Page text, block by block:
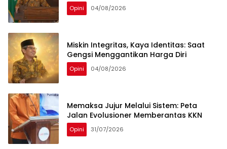
Opini 04/08/2026
Miskin Integritas, Kaya Identitas: Saat
Gengsi Menggantikan Harga Diri
Opini 04/08/2026
Memaksa Jujur Melalui Sistem: Peta
Jalan Evolusioner Memberantas KKN
Opini 31/07/2026